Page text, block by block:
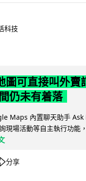
科技
圖可直接叫外
仍未有着落
Maps 內置聊天助手
現場活動等自主執行功能
分享